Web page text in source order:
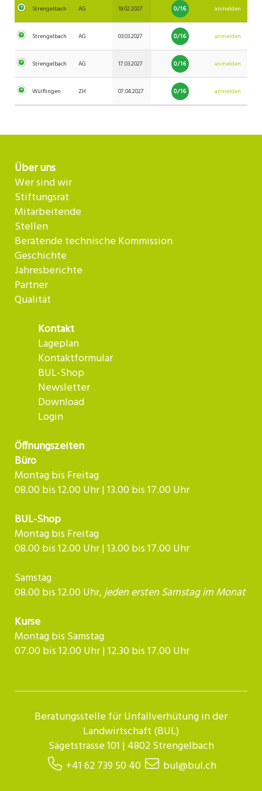
Strengelbach AG 18.02.2027 0/16 anmelden
Strengelbach AG 03.03.2027 0/16 anmelden
Strengelbach AG 17.03.2027 0/16 anmelden
Wülflingen ZH 07.04.2027 0/16 anmelden
Über uns
Wer sind wir
Stiftungsrat
Mitarbeitende
Stellen
Beratende technische Kommission
Geschichte
Jahresberichte
Partner
Qualität
Kontakt
Lageplan
Kontaktformular
BUL-Shop
Newsletter
Download
Login
Öffnungszeiten
Büro
Montag bis Freitag
08.00 bis 12.00 Uhr | 13.00 bis 17.00 Uhr
BUL-Shop
Montag bis Freitag
08.00 bis 12.00 Uhr | 13.00 bis 17.00 Uhr
Samstag
08.00 bis 12.00 Uhr,jeden ersten Samstag im Monat
Kurse
Montag bis Samstag
07.00 bis 12.00 Uhr | 12.30 bis 17.00 Uhr​​​​​​
Beratungsstelle für Unfallverhütung in der
Landwirtschaft (BUL)
Sägetstrasse 101 | 4802 Strengelbach
+41 62 739 50 40
bul@bul.ch